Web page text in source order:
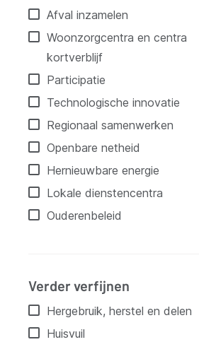
Afval inzamelen
Woonzorgcentra en centra
kortverblijf
Participatie
Technologische innovatie
Regionaal samenwerken
Openbare netheid
Hernieuwbare energie
Lokale dienstencentra
Ouderenbeleid
Verder verfijnen
Hergebruik, herstel en delen
Huisvuil